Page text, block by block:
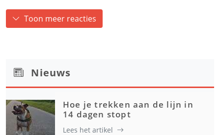
Toon meer reacties
Nieuws
Hoe je trekken aan de lijn in
14 dagen stopt
Lees het artikel